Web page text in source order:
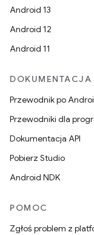
Android 13
Android 12
Android 11
Przewodnik po
Przewodniki dla
Dokumentacja API
Pobierz Studio
Android NDK
POMOC
Zgłoś problem z